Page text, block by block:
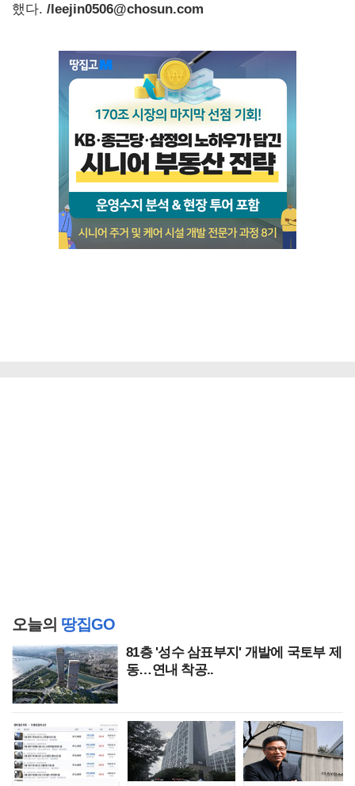
했다. /leejin0506@chosun.com
오늘의 땅집GO
81층 '성수 삼표부지' 개발에 국토부 제
동…연내 착공..